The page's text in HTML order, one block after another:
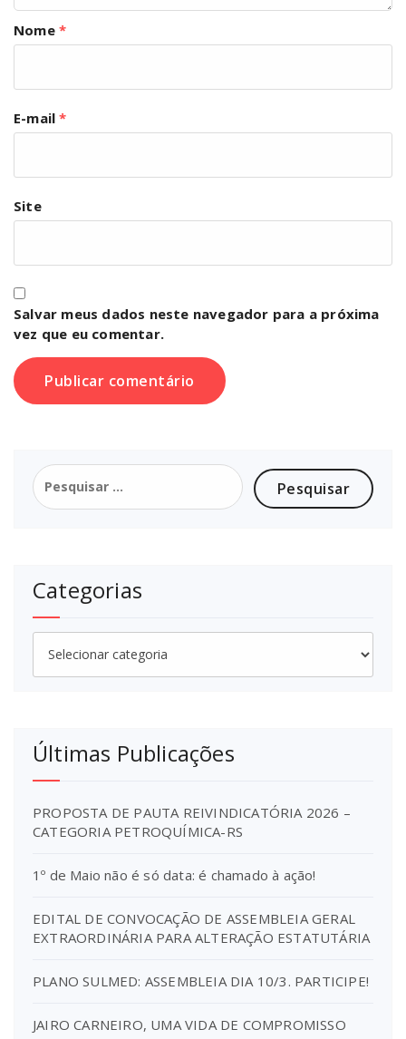
Nome *
E-mail*
Site
Salvar meus dados neste navegador para a próxima
vez que eu comentar.
Pesquisar
por:
Categorias
Categorias
Últimas Publicações
PROPOSTA DE PAUTA REIVINDICATÓRIA 2026 –
CATEGORIA PETROQUÍMICA-RS
1º de Maio não é só data: é chamado à ação!
EDITAL DE CONVOCAÇÃO DE ASSEMBLEIA GERAL
EXTRAORDINÁRIA PARA ALTERAÇÃO ESTATUTÁRIA
PLANO SULMED: ASSEMBLEIA DIA 10/3. PARTICIPE!
JAIRO CARNEIRO, UMA VIDA DE COMPROMISSO